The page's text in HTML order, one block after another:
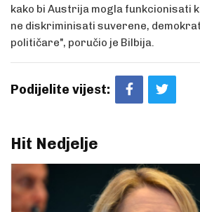
kako bi Austrija mogla funkcionisati
ne diskriminisati suverene,
političare", poručio je Bilbija.
Podijelite vijest:
Hit Nedjelje